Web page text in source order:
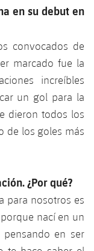
en su debut en
convocados de
marcado fue la
increíbles
un gol para la
dieron todos los
de los goles más
¿Por qué?
para nosotros es
nací en un
en ser